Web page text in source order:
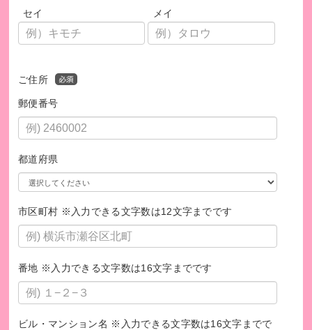
あなたが読み終えた本が、学校になります
例えばジンバブエ共和国（以下、ジンバブエ）では、校舎の
建設に日干しレンガを使います。教育啓発活動を通じて、子
どもたちに立派な学校をプレゼントしたいという気持ちで一
セイ メイ
ご住所
郵便番号
都道府県
市区町村 ※入力できる文字数は12文字までです
番地 ※入力できる文字数は16文字までです
ビル・マンション名 ※入力できる文字数は16文字までで